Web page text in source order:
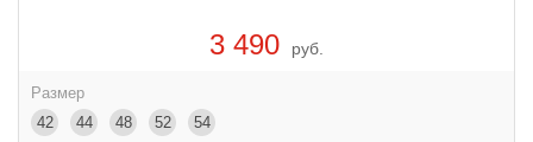
3 490 руб.
Размер
42
44 48 52
54